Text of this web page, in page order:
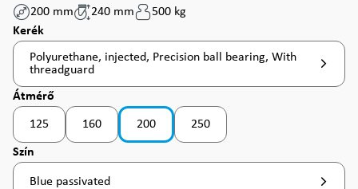
200 mm
240 mm
500 kg
Válasszon
Kerék
Polyurethane, injected, Precision ball bearing, With
threadguard
Válasszon
Átmérő
125 160
(Ez az opció jelenleg nem érhető el. )
200 250
(Ez az opció jelenleg nem érhető
Válasszon
Szín
Blue passivated